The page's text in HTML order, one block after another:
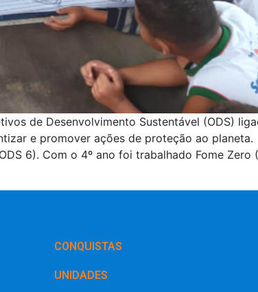
de Desenvolvimento Sustentável (ODS)
e promover ações de proteção ao planeta.
6). Com o 4º ano foi trabalhado Fome Zero
‎CONQUISTAS
UNIDADES